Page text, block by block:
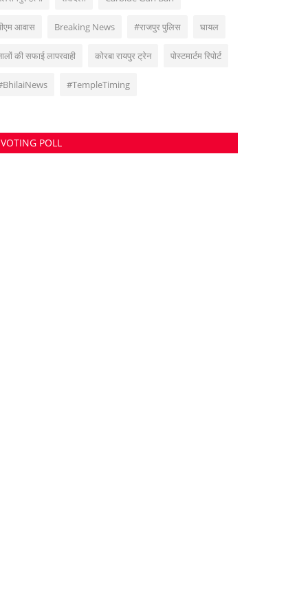
आवास Breaking News #राजपुर पुलिस घायल
की सफाई लापरवाही कोरबा रायपुर ट्रेन पोस्टमार्टम रिपोर्ट
#TempleTiming
VOTING POLL